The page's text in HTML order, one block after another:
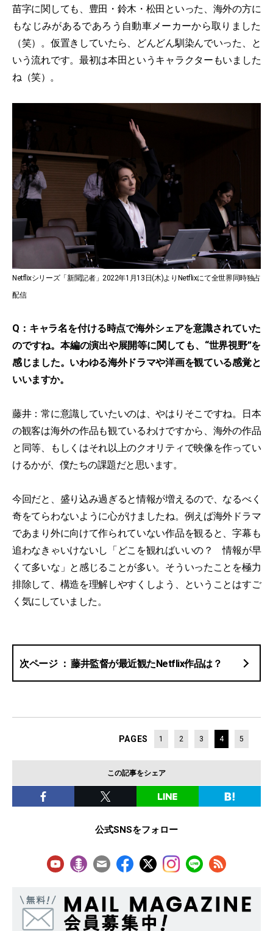
苗字に関しても、豊田・鈴木・松田といった、海外の方に
もなじみがあるであろう自動車メーカーから取りました
（笑）。仮置きしていたら、どんどん馴染んでいった、と
いう流れです。最初は本田というキャラクターもいました
ね（笑）。
Netflixシリーズ「新聞記者」2022年1月13日(木)よりNetflixにて全世界同時独占
配信
Q：キャラ名を付ける時点で海外シェアを意識されていた
のですね。本編の演出や展開等に関しても、“世界視野”を
感じました。いわゆる海外ドラマや洋画を観ている感覚と
いいますか。
藤井：常に意識していたいのは、やはりそこですね。日本
の観客は海外の作品も観ているわけですから、海外の作品
と同等、もしくはそれ以上のクオリティで映像を作ってい
けるかが、僕たちの課題だと思います。
今回だと、盛り込み過ぎると情報が増えるので、なるべく
奇をてらわないように心がけましたね。例えば海外ドラマ
であまり外に向けて作られていない作品を観ると、字幕も
追わなきゃいけないし「どこを観ればいいの？ 情報が早
くて多いな」と感じることが多い。そういったことを極力
排除して、構造を理解しやすくしよう、ということはすご
く気にしていました。
藤井監督が最近観たNetflix作品は？
PAGES 1 2 3 4 5
この記事をシェア
公式SNSをフォロー